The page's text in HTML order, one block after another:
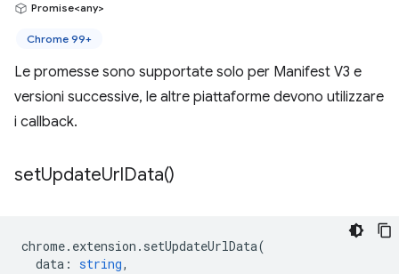
Promise<any>
Chrome 99+
Le promesse sono supportate solo per Manifest V3 e
versioni successive, le altre piattaforme devono utilizzare
i callback.
setUpdateUrlData()
chrome. extension . setUpdateUrlData(
data : string,